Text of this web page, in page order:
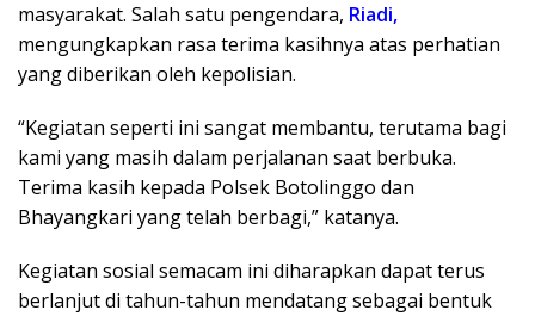
masyarakat. Salah satu pengendara, Riadi,
mengungkapkan rasa terima kasihnya atas perhatian
yang diberikan oleh kepolisian.
“Kegiatan seperti ini sangat membantu, terutama bagi
kami yang masih dalam perjalanan saat berbuka.
Terima kasih kepada Polsek Botolinggo dan
Bhayangkari yang telah berbagi,” katanya.
Kegiatan sosial semacam ini diharapkan dapat terus
berlanjut di tahun-tahun mendatang sebagai bentuk